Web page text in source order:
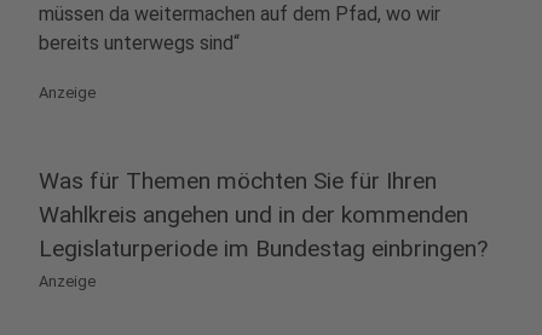
müssen da weitermachen auf dem Pfad, wo wir
bereits unterwegs sind“
Anzeige
Was für Themen möchten Sie für Ihren
Wahlkreis angehen und in der kommenden
Legislaturperiode im Bundestag einbringen?
Anzeige